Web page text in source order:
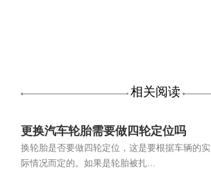
相关阅读
更换汽车轮胎需要做四轮定位吗
换轮胎是否要做四轮定位，这是要根据车辆的实
际情况而定的。如果是轮胎被扎...